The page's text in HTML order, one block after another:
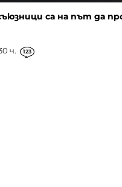
са на път да
ч. 123